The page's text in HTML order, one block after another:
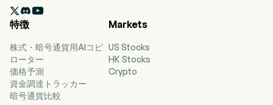

特徴
株式・暗号通貨用AIコピ
ローター
価格予測
資金調達トラッカー
暗号通貨比較
Markets
US Stocks
HK Stocks
Crypto